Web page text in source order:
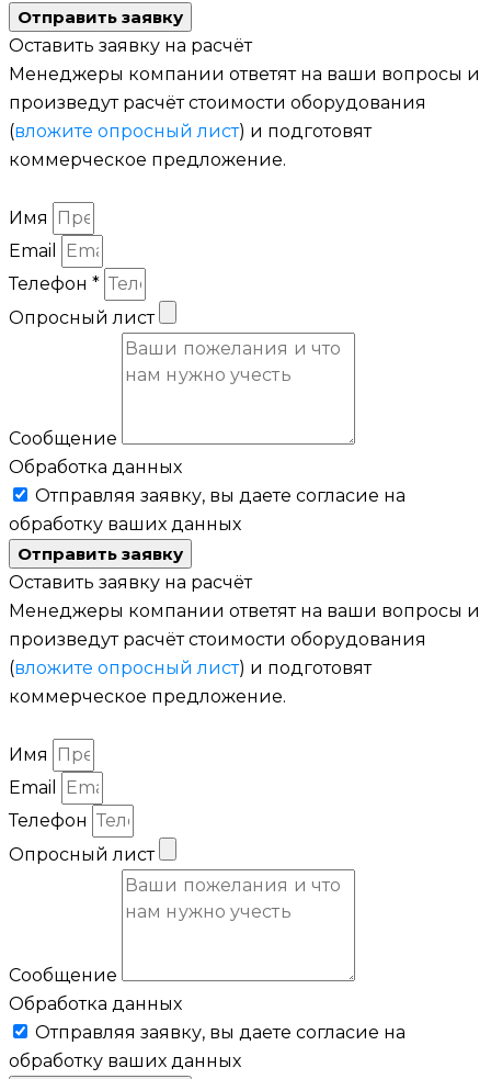
Отправить заявку
Оставить заявку на расчёт
Менеджеры компании ответят на ваши вопросы и
произведут расчёт стоимости оборудования
(вложите опросный лист) и подготовят
коммерческое предложение.
Имя
Email
Телефон *
Опросный лист
Сообщение
Обработка данных
Отправляя заявку, вы даете согласие на
обработку ваших данных
Отправить заявку
Оставить заявку на расчёт
Менеджеры компании ответят на ваши вопросы и
произведут расчёт стоимости оборудования
(вложите опросный лист) и подготовят
коммерческое предложение.
Имя
Email
Телефон
Опросный лист
Сообщение
Обработка данных
Отправляя заявку, вы даете согласие на
обработку ваших данных